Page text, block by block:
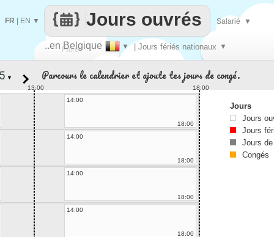
Faire
..en Belgique ▼ | Jours fériés nationaux ▼
Jours ouvrés
FR EN ▼ Salarié ▼
▼ Parcours le calendrier et ajoute tes jours de congé.
13:00
18:00
14:00
18:00
14:00
18:00
14:00
18:00
14:00
18:00
Jours
Jours
Jours
Jours
Congés